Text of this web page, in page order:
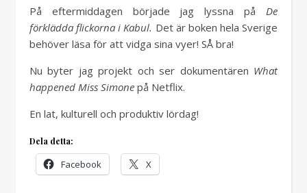
På eftermiddagen började jag lyssna på De
förklädda flickorna i Kabul. Det är boken hela Sverige
behöver läsa för att vidga sina vyer! SÅ bra!
Nu byter jag projekt och ser dokumentären What
happened Miss Simone på Netflix.
En lat, kulturell och produktiv lördag!
Dela detta:
Facebook X